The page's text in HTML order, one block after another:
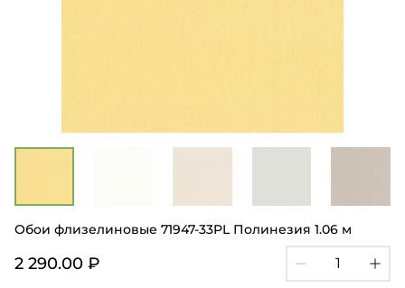
Обои флизелиновые 71947-33PL Полинезия 1.06 м
2 290.00 ₽